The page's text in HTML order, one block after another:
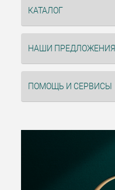
КАТАЛОГ
НАШИ ПРЕДЛОЖЕНИЯ
ПОМОЩЬ И СЕРВИСЫ